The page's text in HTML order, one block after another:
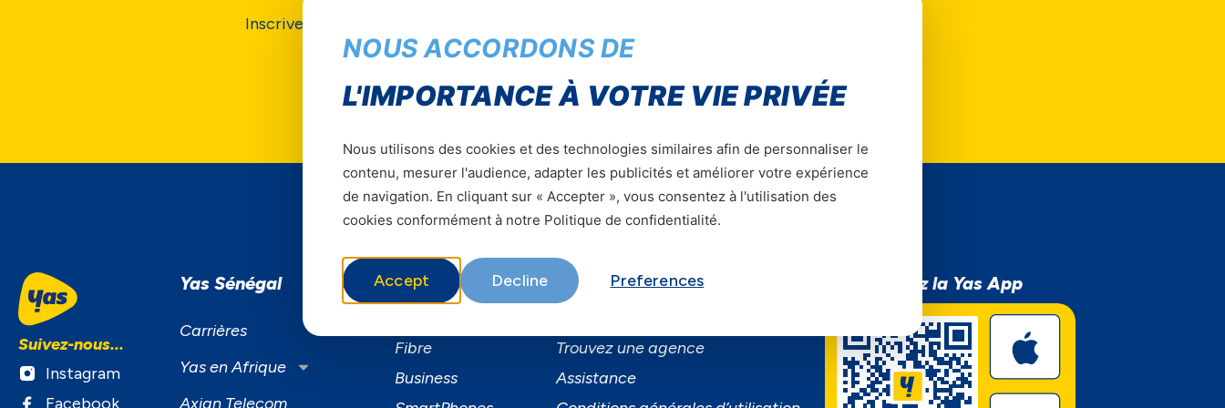
Inscrivez vous pour recevoir nos dernières offres, nouveautés et bien plus encore.
Soumettre
Suivez-nous...
Instagram
Facebook
Yas Sénégal
Carrières
Yas en Afrique
Axian Telecom
Services
Fibre
Business
Informations utiles
Trouvez une agence
Assistance
Téléchargez la Yas App
NOUS ACCORDONS DE
L'IMPORTANCE À VOTRE VIE PRIVÉE
Nous utilisons des cookies et des technologies similaires afin de personnaliser le
contenu, mesurer l'audience, adapter les publicités et améliorer votre expérience
de navigation. En cliquant sur « Accepter », vous consentez à l'utilisation des
cookies conformément à notre Politique de confidentialité.
Accept Decline Preferences